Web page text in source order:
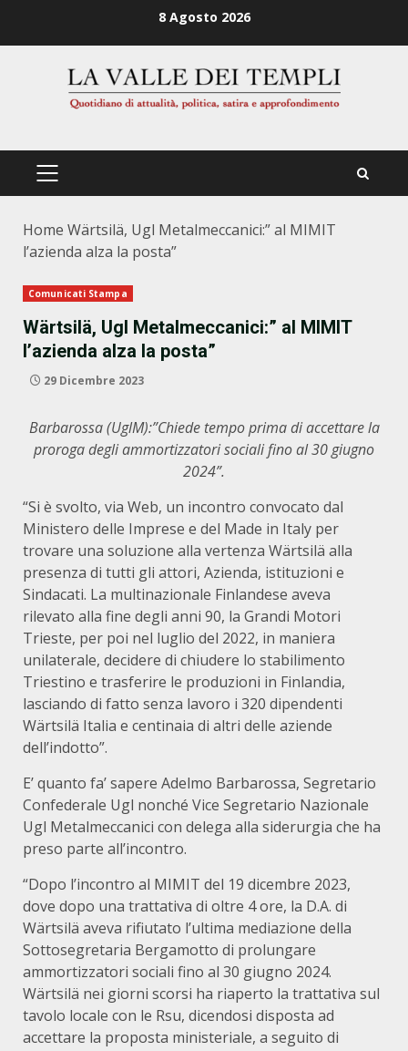
8 Agosto 2026
PRIMÄRES
Home Wärtsilä, Ugl Metalmeccanici:” al MIMIT
l’azienda alza la posta”
Comunicati Stampa
Wärtsilä, Ugl Metalmeccanici:” al MIMIT
l’azienda alza la posta”
29 Dicembre 2023
Barbarossa (UglM):”Chiede tempo prima di accettare la
proroga degli ammortizzatori sociali fino al 30 giugno
2024”.
“Si è svolto, via Web, un incontro convocato dal
Ministero delle Imprese e del Made in Italy per
trovare una soluzione alla vertenza Wärtsilä alla
presenza di tutti gli attori, Azienda, istituzioni e
Sindacati. La multinazionale Finlandese aveva
rilevato alla fine degli anni 90, la Grandi Motori
Trieste, per poi nel luglio del 2022, in maniera
unilaterale, decidere di chiudere lo stabilimento
Triestino e trasferire le produzioni in Finlandia,
lasciando di fatto senza lavoro i 320 dipendenti
Wärtsilä Italia e centinaia di altri delle aziende
dell’indotto”.
E’ quanto fa’ sapere Adelmo Barbarossa, Segretario
Confederale Ugl nonché Vice Segretario Nazionale
Ugl Metalmeccanici con delega alla siderurgia che ha
preso parte all’incontro.
“Dopo l’incontro al MIMIT del 19 dicembre 2023,
dove dopo una trattativa di oltre 4 ore, la D.A. di
Wärtsilä aveva rifiutato l’ultima mediazione della
Sottosegretaria Bergamotto di prolungare
ammortizzatori sociali fino al 30 giugno 2024.
Wärtsilä nei giorni scorsi ha riaperto la trattativa sul
tavolo locale con le Rsu, dicendosi disposta ad
accettare la proposta ministeriale, a seguito di